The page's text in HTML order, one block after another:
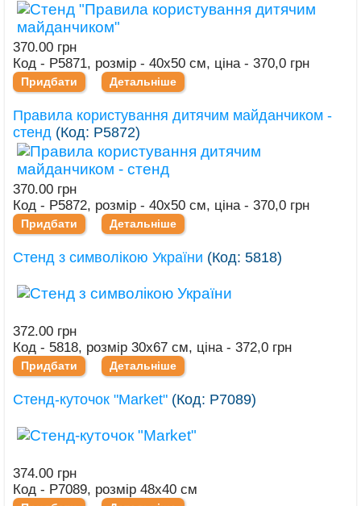
370.00 грн
Код - Р5871, розмір - 40х50 см, ціна - 370,0 грн
Придбати Детальніше
Правила користування дитячим майданчиком -
стенд (Код: Р5872)
370.00 грн
Код - Р5872, розмір - 40х50 см, ціна - 370,0 грн
Придбати Детальніше
Стенд з символікою України (Код:5818)
372.00 грн
Код - 5818, розмір 30х67 см, ціна - 372,0 грн
Придбати Детальніше
Стенд-куточок "Market" (Код: Р7089)
374.00 грн
Код - Р7089, розмір 48х40 см